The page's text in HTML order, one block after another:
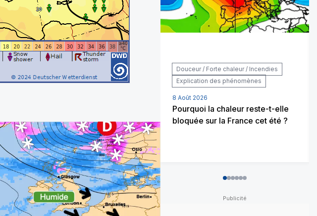
Douceur / Forte chaleur / Incendies
Explication des phénomènes
8 Août 2026
Pourquoi la chaleur reste-t-elle
bloquée sur la France cet été ?
012345